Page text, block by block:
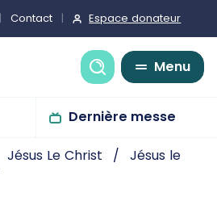
Contact Espace donateur
Recherche
Menu
Dernière messe
Jésus Le Christ
Jésus le